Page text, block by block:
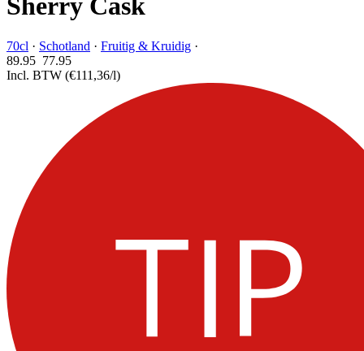
Sherry Cask
70cl · Schotland · Fruitig & Kruidig ·
89.95 77.95
Incl. BTW (€111,36/l)